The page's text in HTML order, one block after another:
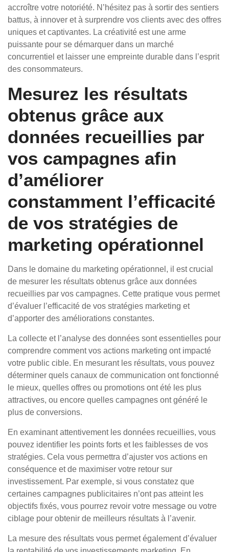
accroître votre notoriété. N’hésitez pas à sortir des sentiers
battus, à innover et à surprendre vos clients avec des offres
uniques et captivantes. La créativité est une arme
puissante pour se démarquer dans un marché
concurrentiel et laisser une empreinte durable dans l’esprit
des consommateurs.
Mesurez les résultats
obtenus grâce aux
données recueillies par
vos campagnes afin
d’améliorer
constamment l’efficacité
de vos stratégies de
marketing opérationnel
Dans le domaine du marketing opérationnel, il est crucial
de mesurer les résultats obtenus grâce aux données
recueillies par vos campagnes. Cette pratique vous permet
d’évaluer l’efficacité de vos stratégies marketing et
d’apporter des améliorations constantes.
La collecte et l’analyse des données sont essentielles pour
comprendre comment vos actions marketing ont impacté
votre public cible. En mesurant les résultats, vous pouvez
déterminer quels canaux de communication ont fonctionné
le mieux, quelles offres ou promotions ont été les plus
attractives, ou encore quelles campagnes ont généré le
plus de conversions.
En examinant attentivement les données recueillies, vous
pouvez identifier les points forts et les faiblesses de vos
stratégies. Cela vous permettra d’ajuster vos actions en
conséquence et de maximiser votre retour sur
investissement. Par exemple, si vous constatez que
certaines campagnes publicitaires n’ont pas atteint les
objectifs fixés, vous pourrez revoir votre message ou votre
ciblage pour obtenir de meilleurs résultats à l’avenir.
La mesure des résultats vous permet également d’évaluer